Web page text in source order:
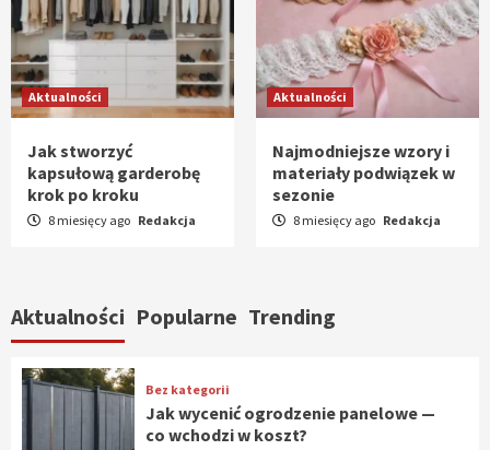
Aktualności
Jak stworzyć
kapsułową garderobę
krok po kroku
8 miesięcy ago Redakcja
Aktualności
Najmodniejsze wzory i
materiały podwiązek w
sezonie
8 miesięcy ago Redakcja
Aktualności Popularne Trending
Bez kategorii
Jak wycenić ogrodzenie panelowe —
co wchodzi w koszt?